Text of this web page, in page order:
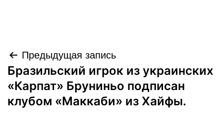
Навигация
по
записям
Предыдущая запись
Бразильский игрок из украинских
«Карпат» Бруниньо подписан
клубом «Маккаби» из Хайфы.